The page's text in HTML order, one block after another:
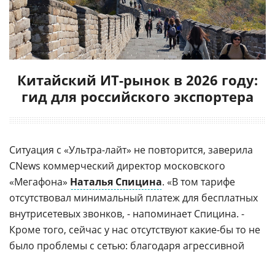
Китайский ИТ-рынок в 2026 году:
гид для российского экспортера
Ситуация с «Ультра-лайт» не повторится, заверила
CNews коммерческий директор московского
«Мегафона» Наталья Спицина. «В том тарифе
отсутствовал минимальный платеж для бесплатных
внутрисетевых звонков, - напоминает Спицина. -
Кроме того, сейчас у нас отсутствуют какие-бы то не
было проблемы с сетью: благодаря агрессивной